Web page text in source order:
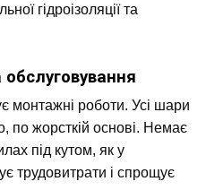
гідроізоляції та
монтажні роботи. Усі шари
по жорсткій основі. Немає
під кутом, як у
трудовитрати і спрощує